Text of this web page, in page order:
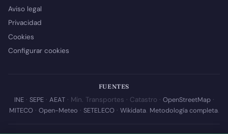
Aviso legal
Privacidad
Cookies
Configurar cookies
FUENTES
INE· SEPE· AEAT· Min. Transportes · Catastro · OpenStreetMap·
MITECO· Open-Meteo · SETELECO· Wikidata. Metodología completa.